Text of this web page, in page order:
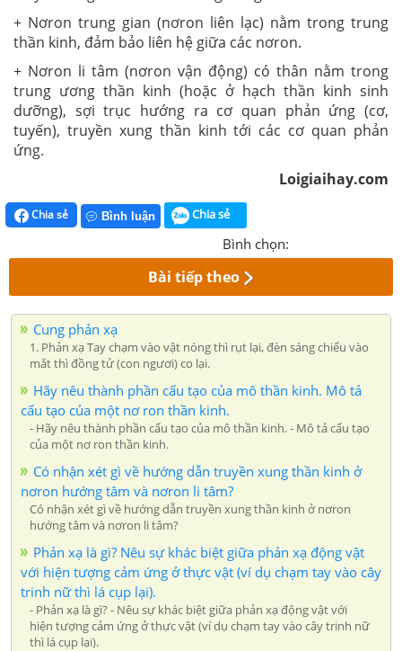
+ Nơron trung gian (nơron liên lạc) nằm trong trung
thần kinh, đảm bảo liên hệ giữa các nơron.
+ Nơron li tâm (nơron vận động) có thân nằm trong
trung ương thần kinh (hoặc ở hạch thần kinh sinh
dưỡng), sợi trục hướng ra cơ quan phản ứng (cơ,
tuyến), truyền xung thần kinh tới các cơ quan phản
ứng.
Loigiaihay.com
Chia sẻ Bình luận Chia sẻ
Bình chọn:
Bài tiếp theo
Cung phản xạ
1. Phản xạ Tay chạm vào vật nóng thì rụt lại, đèn sáng chiếu vào
mắt thì đồng tử (con ngươi) co lại.
Hãy nêu thành phần cấu tạo của mô thần kinh. Mô tả
cấu tạo của một nơ ron thần kinh.
- Hãy nêu thành phần cấu tạo của mô thần kinh. - Mô tả cấu tạo
của một nơ ron thần kinh.
Có nhận xét gì về hướng dẫn truyền xung thần kinh ở
nơron hướng tâm và nơron li tâm?
Có nhận xét gì về hướng dẫn truyền xung thần kinh ở nơron
hướng tâm và nơron li tâm?
Phản xạ là gì? Nêu sự khác biệt giữa phản xạ động vật
với hiện tượng cảm ứng ở thực vật (ví dụ chạm tay vào cây
trinh nữ thì lá cụp lại).
- Phản xạ là gì? - Nêu sự khác biệt giữa phản xạ động vật với
hiện tượng cảm ứng ở thực vật (ví dụ chạm tay vào cây trinh nữ
thì lá cụp lại).